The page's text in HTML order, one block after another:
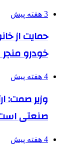
3 هفته پیش
حمایت از
خودرو
4 هفته پیش
وزیر صمت:
صنعتی
4 هفته پیش